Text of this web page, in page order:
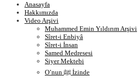
Anasayfa
Hakkımızda
Video Arşivi
Muhammed Emin Yıldırım Arşivi
Sîret-i Enbiyâ
Sîret-i İnsan
Samed Medresesi
Siyer Mektebi
O’nun ﷺ İzinde